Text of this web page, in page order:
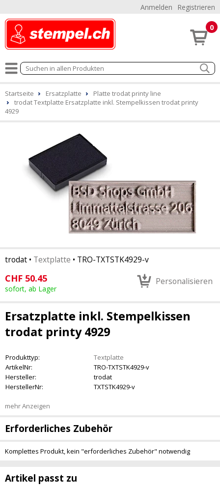
Anmelden Registrieren
0
Startseite Ersatzplatte
Platte trodat printy line
trodat Textplatte Ersatzplatte inkl. Stempelkissen trodat printy
4929
trodat • Textplatte • TRO-TXTSTK4929-v
CHF 50.45
sofort, ab Lager
Personalisieren
Ersatzplatte inkl. Stempelkissen
trodat printy 4929
Produkttyp:
Textplatte
ArtikelNr:
TRO-TXTSTK4929-v
Hersteller:
trodat
HerstellerNr:
TXTSTK4929-v
mehr Anzeigen
Erforderliches Zubehör
Komplettes Produkt, kein "erforderliches Zubehör" notwendig
Artikel passt zu